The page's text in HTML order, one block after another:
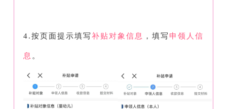
4.按页面提示填写补贴对象信息 ，填写 申领人信
息 。